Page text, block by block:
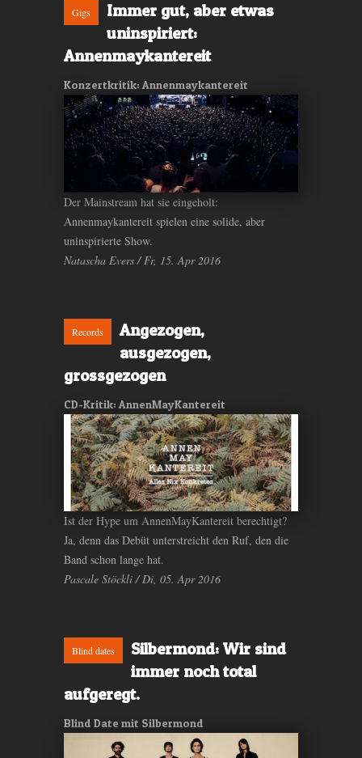
Gigs
Immer gut, aber etwas
uninspiriert:
Annenmaykantereit
Konzertkritik: Annenmaykantereit
Der Mainstream hat sie eingeholt:
Annenmaykantereit spielen eine solide, aber
uninspirierte Show.
Natascha Evers / Fr, 15. Apr 2016
Records
Angezogen,
ausgezogen,
grossgezogen
CD-Kritik: AnnenMayKantereit
Ist der Hype um AnnenMayKantereit berechtigt?
Ja, denn das Debüt unterstreicht den Ruf, den die
Band schon lange hat.
Pascale Stöckli / Di, 05. Apr 2016
Blind dates
Silbermond: Wir sind
immer noch total
aufgeregt.
Blind Date mit Silbermond